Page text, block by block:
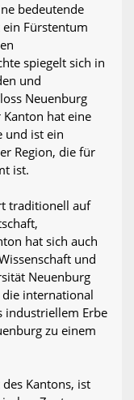
bedeutende
Fürstentum
spiegelt sich in
und
Neuenburg
hat eine
und ist ein
Region, die für
ist.
traditionell auf
hat sich auch
und
Neuenburg
international
industriellem Erbe
zu einem
Kantons, ist